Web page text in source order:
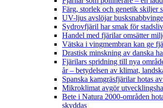
Färg, storlek och genetik skiljer
UV-ljus avslöjar
Sydrovfjäril har smak för
Handel med fjärilar omsätter
Vätska i vingmembran kan ge
Drastisk minskning av danska
Fjärilars spridning till nya
år– betydelsen av klimat,
Spanska kamgräsfjärilar hotas
Mikroklimat avgör
Bete i Natura 2000-områden
skyddas